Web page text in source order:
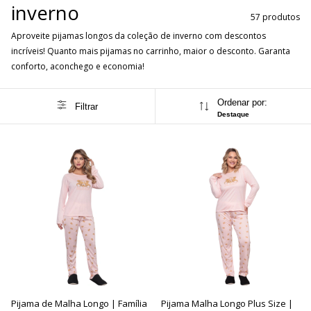
inverno
57 produtos
Aproveite pijamas longos da coleção de inverno com descontos
incríveis! Quanto mais pijamas no carrinho, maior o desconto. Garanta
conforto, aconchego e economia!
Filtrar Ordenar por:
Destaque
Pijama de Malha Longo | Família
Pijama Malha Longo Plus Size |